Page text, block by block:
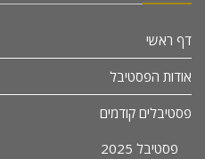
דף ראשי
אודות הפסטיבל
פסטיבלים קודמים
פסטיבל 2025